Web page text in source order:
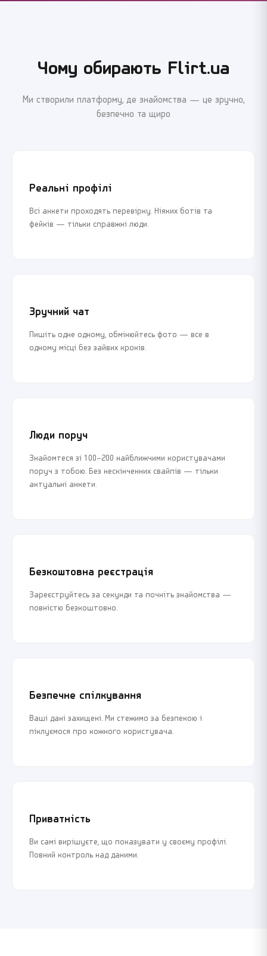
Чому обирають Flirt.ua
Ми створили платформу, де знайомства — це зручно,
безпечно та щиро
Реальні профілі
Всі анкети проходять перевірку. Ніяких ботів та
фейків — тільки справжні люди.
Зручний чат
Пишіть одне одному, обмінюйтесь фото — все в
одному місці без зайвих кроків.
Люди поруч
Знайомтеся зі 100–200 найближчими користувачами
поруч з тобою. Без нескінченних свайпів — тільки
актуальні анкети.
Безкоштовна реєстрація
Зареєструйтесь за секунди та почніть знайомства —
повністю безкоштовно.
Безпечне спілкування
Ваші дані захищені. Ми стежимо за безпекою і
піклуємося про кожного користувача.
Приватність
Ви самі вирішуєте, що показувати у своєму профілі.
Повний контроль над даними.